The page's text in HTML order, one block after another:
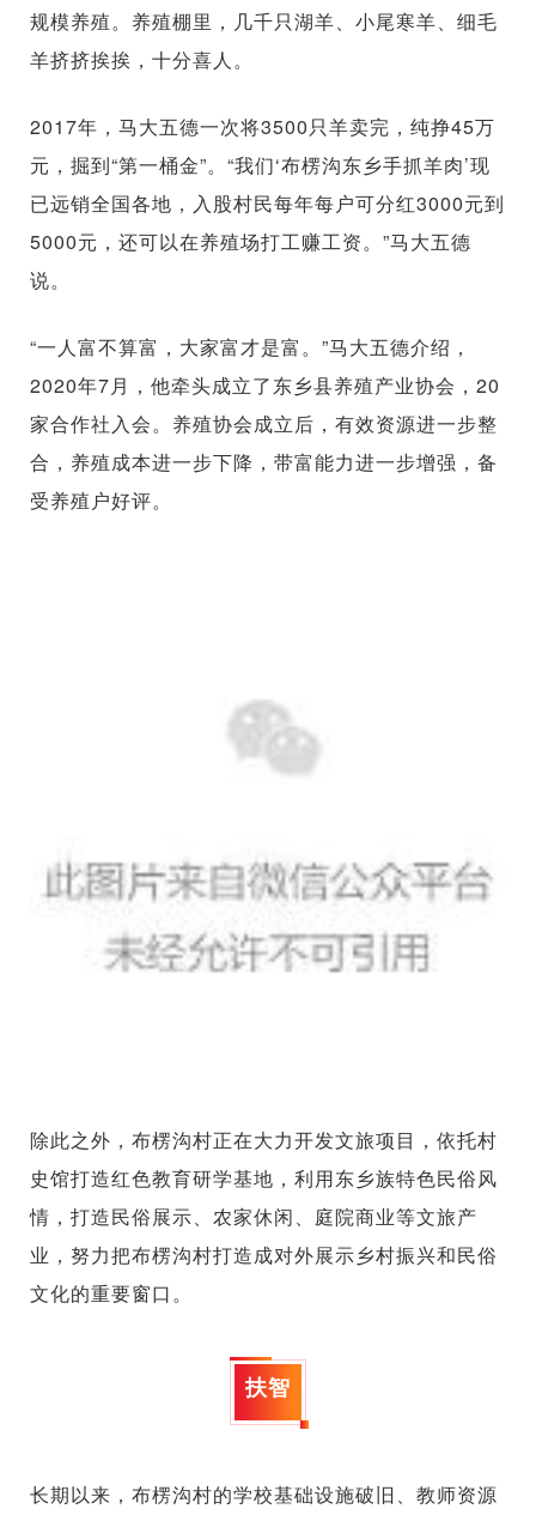
规模养殖。养殖棚里，几千只湖羊、小尾寒羊、细毛
羊挤挤挨挨，十分喜人。
2017年，马大五德一次将3500只羊卖完，纯挣45万
元，掘到“第一桶金”。“我们‘布楞沟东乡手抓羊肉’现
已远销全国各地，入股村民每年每户可分红3000元到
5000元，还可以在养殖场打工赚工资。”马大五德
说。
“一人富不算富，大家富才是富。”马大五德介绍，
2020年7月，他牵头成立了东乡县养殖产业协会，20
家合作社入会。养殖协会成立后，有效资源进一步整
合，养殖成本进一步下降，带富能力进一步增强，备
受养殖户好评。
除此之外，布楞沟村正在大力开发文旅项目，依托村
史馆打造红色教育研学基地，利用东乡族特色民俗风
情，打造民俗展示、农家休闲、庭院商业等文旅产
业，努力把布楞沟村打造成对外展示乡村振兴和民俗
文化的重要窗口。
扶智
长期以来，布楞沟村的学校基础设施破旧、教师资源